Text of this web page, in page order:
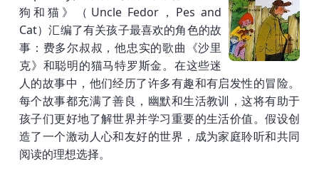
狗和猫》（Uncle Fedor，Pes and
Cat）汇编了有关孩子最喜欢的角色的故
事：费多尔叔叔，他忠实的歌曲《沙里
克》和聪明的猫马特罗斯金。在这些迷
人的故事中，他们经历了许多有趣和有启发性的冒险。
每个故事都充满了善良，幽默和生活教训，这将有助于
孩子们更好地了解世界并学习重要的生活价值。假设创
造了一个激动人心和友好的世界，成为家庭聆听和共同
阅读的理想选择。